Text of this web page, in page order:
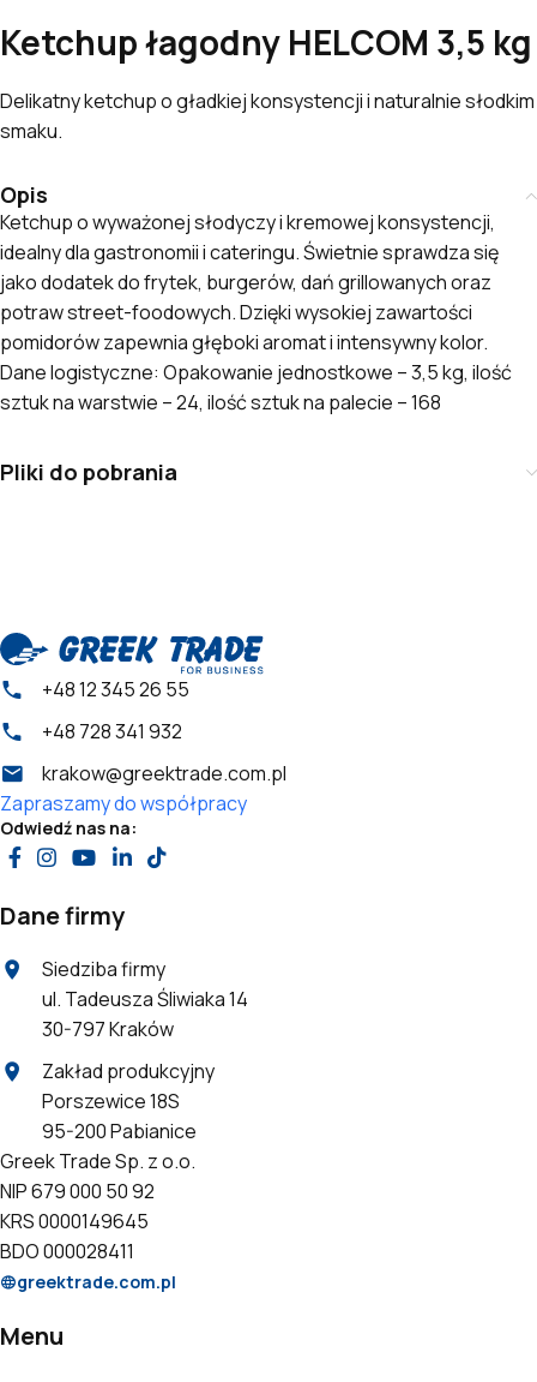
Ketchup łagodny HELCOM 3,5 kg
Delikatny ketchup o gładkiej konsystencji i naturalnie słodkim
smaku.
Opis
Ketchup o wyważonej słodyczy i kremowej konsystencji,
idealny dla gastronomii i cateringu. Świetnie sprawdza się
jako dodatek do frytek, burgerów, dań grillowanych oraz
potraw street-foodowych. Dzięki wysokiej zawartości
pomidorów zapewnia głęboki aromat i intensywny kolor.
Dane logistyczne: Opakowanie jednostkowe – 3,5 kg, ilość
sztuk na warstwie – 24, ilość sztuk na palecie – 168
Pliki do pobrania
+48 12 345 26 55
+48 728 341 932
krakow@greektrade.com.pl
Zapraszamy do współpracy
Odwiedź nas na:
Dane firmy
Siedziba firmy
ul. Tadeusza Śliwiaka 14
30-797 Kraków
Zakład produkcyjny
Porszewice 18S
95-200 Pabianice
Greek Trade Sp. z o.o.
NIP 679 000 50 92
KRS 0000149645
BDO 000028411
greektrade.com.pl
Menu